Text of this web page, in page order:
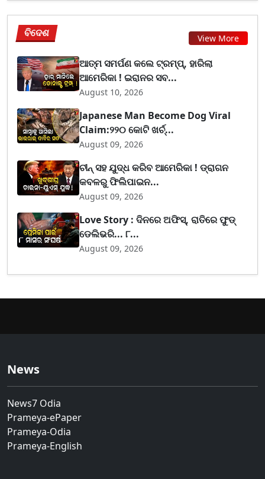
ବିଦେଶ View More
ଆତ୍ମ ସମର୍ପଣ କଲେ ଟ୍ରମ୍ପ୍, ହାରିଲା
ଆମେରିକା ! ଇରାନର ସବ...
August 10, 2026
Japanese Man Become Dog Viral
Claim:୨୨୦ କୋଟି ଖର୍ଚ୍...
August 09, 2026
ଚୀନ୍ ସହ ଯୁଦ୍ଧ କରିବ ଆମେରିକା ! ଡ୍ରାଗନ
କବଳରୁ ଫିଲିପାଇନ...
August 09, 2026
Love Story : ଦିନରେ ଅଫିସ୍, ରାତିରେ ଫୁଡ୍
ଡେଲିଭରି... ୮...
August 09, 2026
News
News7 Odia
Prameya-ePaper
Prameya-Odia
Prameya-English